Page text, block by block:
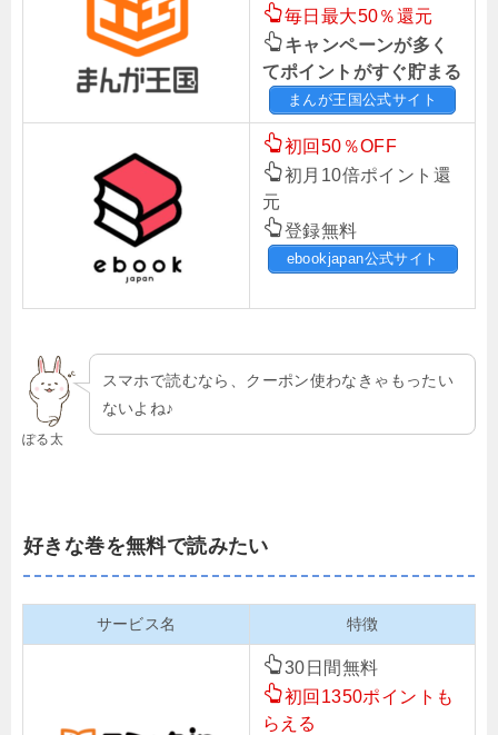
毎日最大50％還元
キャンペーンが多く
てポイントがすぐ貯まる
まんが王国公式サイト
初回50％OFF
初月10倍ポイント還
元
登録無料
ebookjapan公式サイト
ぽる太
スマホで読むなら、クーポン使わなきゃもったい
ないよね♪
好きな巻を無料で読みたい
サービス名 特徴
30日間無料
初回1350ポイントも
らえる